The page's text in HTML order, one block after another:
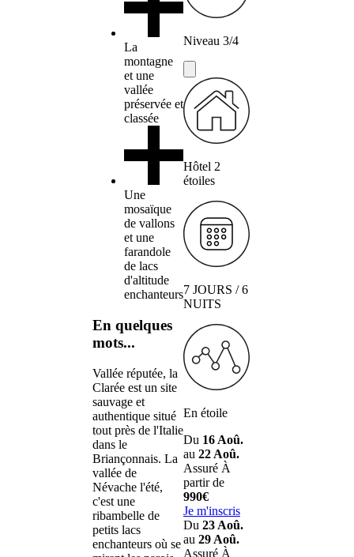
La
montagne
et une
vallée
préservée et
classée
Une
mosaïque
de vallons
et une
farandole
de lacs
d'altitude
enchanteurs
En quelques
mots...
Vallée réputée, la
Clarée est un site
sauvage et
authentique situé
tout près de l'Italie
dans le
Briançonnais. La
vallée de
Névache l'été,
c'est une
ribambelle de
petits lacs
enchanteurs où se
Niveau 3/4
Hôtel 2
étoiles
7 JOURS / 6
NUITS
En étoile
Du 16 Aoû.
au 22 Aoû.
Assuré À
partir de
990€
Je m'inscris
Du 23 Aoû.
au 29 Aoû.
Assuré À